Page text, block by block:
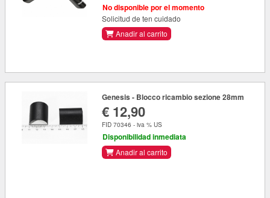
No disponible por el momento
Solicitud de ten cuidado
Anadir al carrito
Genesis - Blocco ricambio sezione 28mm
€ 12,90
FID 70346 - iva % US
Disponibilidad inmediata
Anadir al carrito